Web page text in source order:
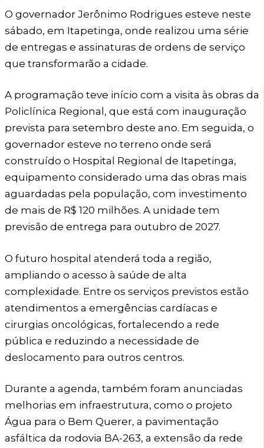
O governador Jerônimo Rodrigues esteve neste
sábado, em Itapetinga, onde realizou uma série
de entregas e assinaturas de ordens de serviço
que transformarão a cidade.
A programação teve início com a visita às obras da
Policlínica Regional, que está com inauguração
prevista para setembro deste ano. Em seguida, o
governador esteve no terreno onde será
construído o Hospital Regional de Itapetinga,
equipamento considerado uma das obras mais
aguardadas pela população, com investimento
de mais de R$ 120 milhões. A unidade tem
previsão de entrega para outubro de 2027.
O futuro hospital atenderá toda a região,
ampliando o acesso à saúde de alta
complexidade. Entre os serviços previstos estão
atendimentos a emergências cardíacas e
cirurgias oncológicas, fortalecendo a rede
pública e reduzindo a necessidade de
deslocamento para outros centros.
Durante a agenda, também foram anunciadas
melhorias em infraestrutura, como o projeto
Água para o Bem Querer, a pavimentação
asfáltica da rodovia BA-263, a extensão da rede